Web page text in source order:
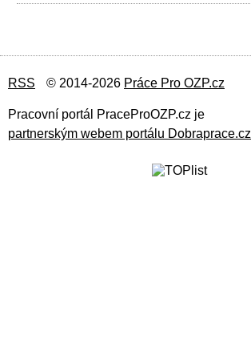
RSS © 2014-2026 Práce Pro OZP.cz
Pracovní portál PraceProOZP.cz je
partnerským webem portálu Dobraprace.cz